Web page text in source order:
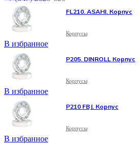
В избранное
FL210. ASAHI. Корпус
Корпусы
В избранное
P205. DINROLL Корпус
Корпусы
В избранное
P210 FBJ. Корпус
Корпусы